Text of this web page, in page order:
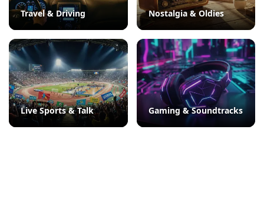
Travel & Driving Nostalgia & Oldies
Live Sports & Talk Gaming & Soundtracks